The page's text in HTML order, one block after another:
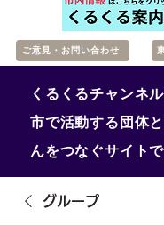
ご意見・お問い合わせ
くるくるチャンネ
市で活動する団体
んをつなぐサイトで
グループ